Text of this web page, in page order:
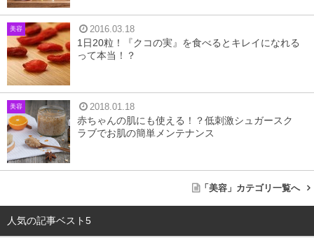
題になっているのを見かけたことはありませんか？いった
いどんなシャンプーなのか実際に調べてみました。
クリームシャンプーは1本で4つのヘアケアが完
成する
クリームシャンプーは、シャンプー・リンス・コンディシ
ョナー・トリートメントが入ったオールインワンのシャン
美容 2016.03.18
1日20粒！『クコの実』を食べるとキレイになれる
って本当！？
美容 2018.01.18
赤ちゃんの肌にも使える！？低刺激シュガースク
ラブでお肌の簡単メンテナンス
「美容」カテゴリ一覧へ
人気の記事ベスト5